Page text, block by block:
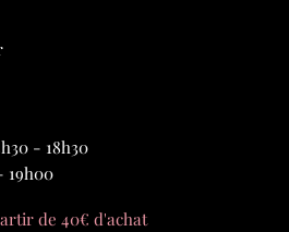
- 18h30
19h00
de 40€ d'achat